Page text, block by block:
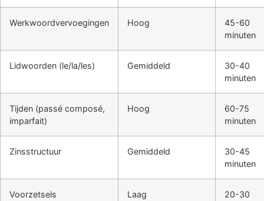
Werkwoordvervoegingen Hoog
45-60
minuten
Lidwoorden (le/la/les) Gemiddeld
30-40
minuten
Tijden (passé composé,
imparfait)
Hoog
60-75
minuten
Zinsstructuur Gemiddeld
30-45
minuten
Voorzetsels Laag
20-30